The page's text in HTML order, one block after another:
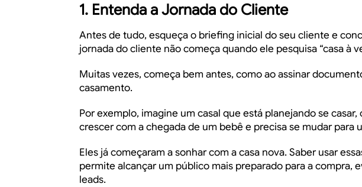
1. Entenda a Jornada do Cliente
Antes de tudo, esqueça o briefing inicial do seu cliente e
jornada do cliente não começa quando ele pesquisa “casa à
Muitas vezes, começa bem antes, como ao assinar
casamento.
Por exemplo, imagine um casal que está planejando se
crescer com a chegada de um bebê e precisa se mudar para
Eles já começaram a sonhar com a casa nova. Saber usar
permite alcançar um público mais preparado para a compra,
leads.